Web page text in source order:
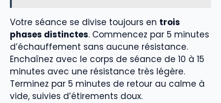
Votre séance se divise toujours en trois
phases distinctes. Commencez par 5 minutes
d’échauffement sans aucune résistance.
Enchaînez avec le corps de séance de 10 à 15
minutes avec une résistance très légère.
Terminez par 5 minutes de retour au calme à
vide, suivies d’étirements doux.